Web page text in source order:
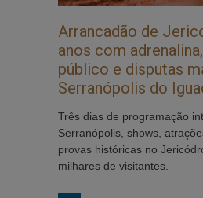
Arrancadão de
anos com
público e disputas
Serranópolis do
Três dias de programação
Serranópolis, shows,
provas históricas no
milhares de visitantes.